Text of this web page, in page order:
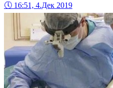
🕔 16:51, 4.Дек 2019